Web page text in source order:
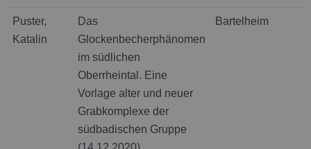
Puster,
Katalin
Das
Glockenbecherphänomen
im südlichen
Oberrheintal. Eine
Vorlage alter und neuer
Grabkomplexe der
südbadischen Gruppe
Bartelheim